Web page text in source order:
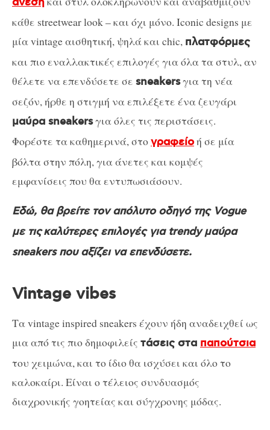
κάθε streetwear look – και όχι μόνο. Iconic designs με
μία vintage αισθητική, ψηλά και chic, πλατφόρμες
και πιο εναλλακτικές επιλογές για όλα τα στυλ, αν
θέλετε να επενδύσετε σε sneakersγια τη νέα
σεζόν, ήρθε η στιγμή να επιλέξετε ένα ζευγάρι
μαύρα sneakersγια όλες τις περιστάσεις.
Φορέστε τα καθημερινά, στογραφείοή σε μία
βόλτα στην πόλη, για άνετες και κομψές
εμφανίσεις που θα εντυπωσιάσουν.
Εδώ, θα βρείτε τον απόλυτο οδηγό της Vogue
με τις καλύτερες επιλογές για trendy μαύρα
sneakers που αξίζει να επενδύσετε.
Vintage vibes
Τα vintage inspired sneakers έχουν ήδη αναδειχθεί ως
μια από τις πιο δημοφιλείς τάσεις στα παπούτσια
του χειμώνα, και το ίδιο θα ισχύσει και όλο το
καλοκαίρι. Είναι ο τέλειος συνδυασμός
διαχρονικής γοητείας και σύγχρονης μόδας.